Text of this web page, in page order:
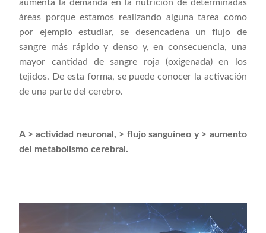
aumenta la demanda en la nutrición de determinadas
áreas porque estamos realizando alguna tarea como
por ejemplo estudiar, se desencadena un flujo de
sangre más rápido y denso y, en consecuencia, una
mayor cantidad de sangre roja (oxigenada) en los
tejidos. De esta forma, se puede conocer la activación
de una parte del cerebro.
A > actividad neuronal, > flujo sanguíneo y > aumento
del metabolismo cerebral.